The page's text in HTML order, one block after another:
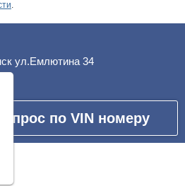
.
ул.Емлютина 34
Запрос по VIN номеру